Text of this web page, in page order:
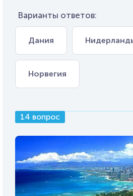
Варианты ответов:
Дания
Норвегия
14 вопрос